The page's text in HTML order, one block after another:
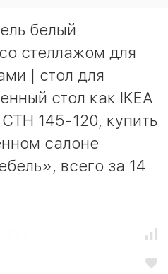
белый
стеллажом для
| стол для
стол как IKEA
145-120, купить
салоне
всего за 14